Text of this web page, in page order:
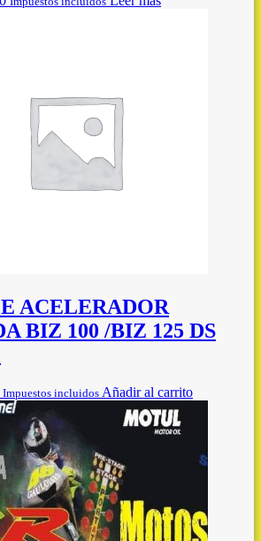
ACELERADOR
BIZ 100 /BIZ 125 DS
Impuestos incluidos Añadir al carrito